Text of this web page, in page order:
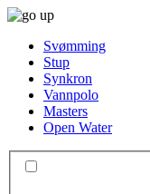
Svømming
Stup
Synkron
Vannpolo
Masters
Open Water